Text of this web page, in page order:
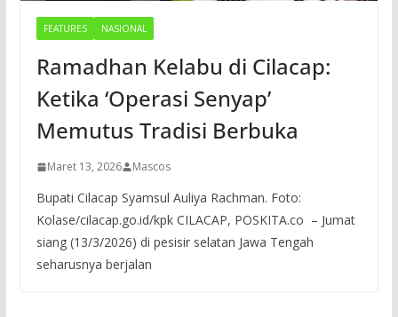
FEATURES NASIONAL
Ramadhan Kelabu di Cilacap:
Ketika ‘Operasi Senyap’
Memutus Tradisi Berbuka
Maret 13, 2026 Mascos
Bupati Cilacap Syamsul Auliya Rachman. Foto:
Kolase/cilacap.go.id/kpk CILACAP, POSKITA.co – Jumat
siang (13/3/2026) di pesisir selatan Jawa Tengah
seharusnya berjalan